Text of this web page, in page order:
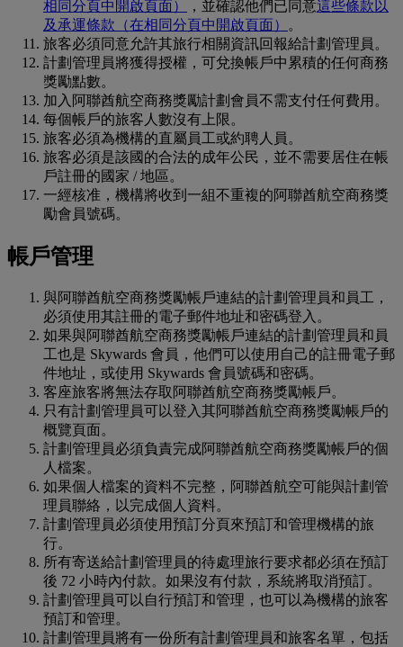
相同分頁中開啟頁面） ，並確認他們已同意這些條款以
及承運條款 （在相同分頁中開啟頁面）
。
旅客必須同意允許其旅行相關資訊回報給計劃管理員。
計劃管理員將獲得授權，可兌換帳戶中累積的任何商務
獎勵點數。
加入阿聯酋航空商務獎勵計劃會員不需支付任何費用。
每個帳戶的旅客人數沒有上限。
旅客必須為機構的直屬員工或約聘人員。
旅客必須是該國的合法的成年公民，並不需要居住在帳
戶註冊的國家 / 地區。
一經核准，機構將收到一組不重複的阿聯酋航空商務獎
勵會員號碼。
帳戶管理
與阿聯酋航空商務獎勵帳戶連結的計劃管理員和員工，
必須使用其註冊的電子郵件地址和密碼登入。
如果與阿聯酋航空商務獎勵帳戶連結的計劃管理員和員
工也是 Skywards 會員，他們可以使用自己的註冊電子郵
件地址，或使用 Skywards 會員號碼和密碼。
客座旅客將無法存取阿聯酋航空商務獎勵帳戶。
只有計劃管理員可以登入其阿聯酋航空商務獎勵帳戶的
概覽頁面。
計劃管理員必須負責完成阿聯酋航空商務獎勵帳戶的個
人檔案。
如果個人檔案的資料不完整，阿聯酋航空可能與計劃管
理員聯絡，以完成個人資料。
計劃管理員必須使用預訂分頁來預訂和管理機構的旅
行。
所有寄送給計劃管理員的待處理旅行要求都必須在預訂
後 72 小時內付款。如果沒有付款，系統將取消預訂。
計劃管理員可以自行預訂和管理，也可以為機構的旅客
預訂和管理。
計劃管理員將有一份所有計劃管理員和旅客名單，包括